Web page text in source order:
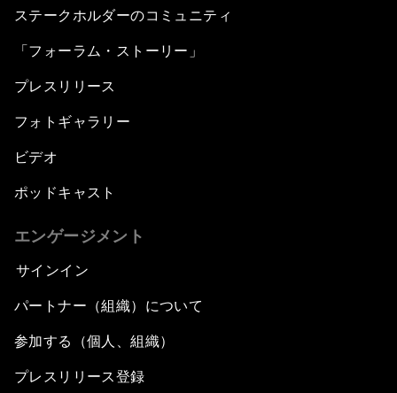
ステークホルダーのコミュニティ
「フォーラム・ストーリー」
プレスリリース
フォトギャラリー
ビデオ
ポッドキャスト
エンゲージメント
サインイン
パートナー（組織）について
参加する（個人、組織）
プレスリリース登録